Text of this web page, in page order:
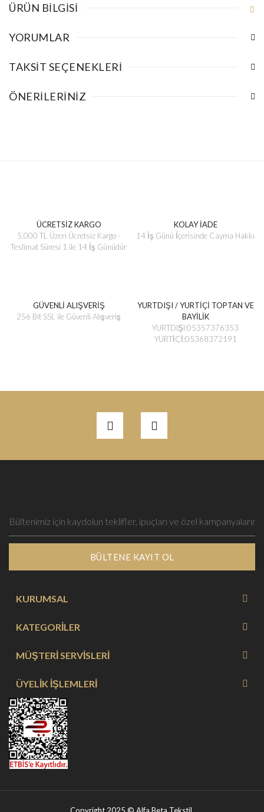
ÜRÜN BILGISI
YORUMLAR
TAKSIT SEÇENEKLERI
ÖNERILERINIZ
ÜCRETSİZ KARGO
5.000 TL Üzeri Ücretsiz Kargo -
Teslimat Süresi 1 ile 14 İş Günüdür
KOLAY İADE
14 İş Günü İçerisinde Cayma Hakkı
GÜVENLİ ALIŞVERİŞ
256 Bit SSL ile Güvenli Alışveriş
YURTDIŞI / YURTİÇİ TOPTAN VE
BAYİLİK
YURTDIŞI:05357376353
YURTİÇİ:05368372191
BÜLTENE KAYIT OL
KURUMSAL
KATEGORİLER
MÜŞTERİ SERVİSLERİ
ÜYELİK İŞLEMLERİ